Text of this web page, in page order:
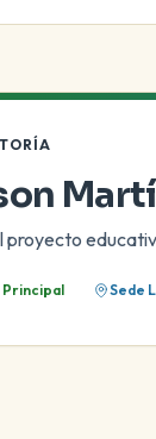
proyecto
Principal Sede